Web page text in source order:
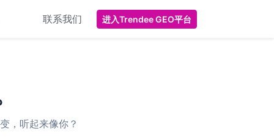
联系我们 进入Trendee GEO平台
，听起来像你？